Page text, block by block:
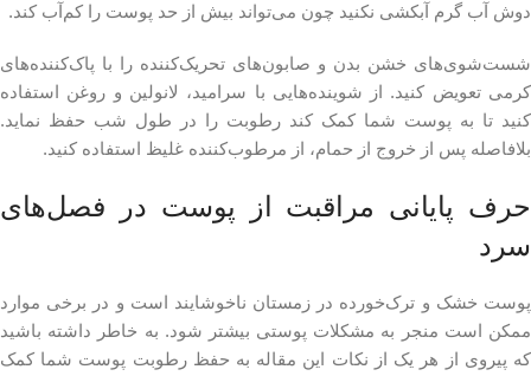
دوش آب گرم آبکشی نکنید چون می‌تواند بیش از حد پوست را کم‌آب کند.
شست‌شوی‌های خشن بدن و صابون‌های تحریک‌کننده را با پاک‌کننده‌های
کرمی تعویض کنید. از شوینده‌هایی با سرامید، لانولین و روغن استفاده
کنید تا به پوست شما کمک کند رطوبت را در طول شب حفظ نماید.
بلافاصله پس از خروج از حمام، از مرطوب‌کننده غلیظ استفاده کنید.
حرف پایانی مراقبت از پوست در فصل‌های
سرد
پوست خشک و ترک‌خورده در زمستان ناخوشایند است و در برخی موارد
ممکن است منجر به مشکلات پوستی بیشتر شود. به خاطر داشته باشید
که پیروی از هر یک از نکات این مقاله به حفظ رطوبت پوست شما کمک